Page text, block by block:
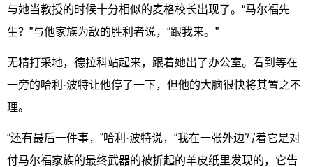
与她当教授的时候十分相似的麦格校长出现了。“马尔福先
生？”与他家族为敌的胜利者说，“跟我来。”
无精打采地，德拉科站起来，跟着她出了办公室。看到等在
一旁的哈利·波特让他停了一下，但他的大脑很快将其置之不
理。
“还有最后一件事，”哈利·波特说，“我在一张外边写着它是对
付马尔福家族的最终武器的被折起的羊皮纸里发现的，它告